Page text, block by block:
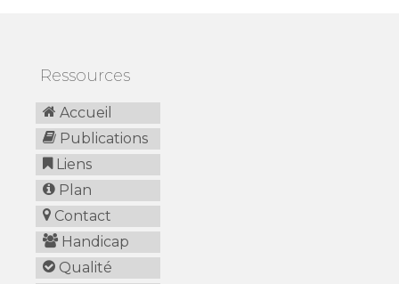
Ressources
Accueil
Publications
Liens
Plan
Contact
Handicap
Qualité